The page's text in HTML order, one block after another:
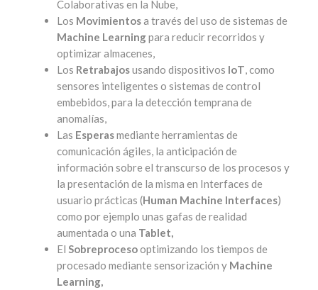
Colaborativas en la Nube,
Los Movimientosa través del uso de sistemas de
Machine Learningpara reducir recorridos y
optimizar almacenes,
Los Retrabajosusando dispositivos IoT, como
sensores inteligentes o sistemas de control
embebidos, para la detección temprana de
anomalías,
Las Esperasmediante herramientas de
comunicación ágiles, la anticipación de
información sobre el transcurso de los procesos y
la presentación de la misma en Interfaces de
usuario prácticas (Human Machine Interfaces)
como por ejemplo unas gafas de realidad
aumentada o una Tablet,
El Sobreprocesooptimizando los tiempos de
procesado mediante sensorización y Machine
Learning,